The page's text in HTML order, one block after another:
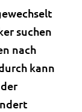
suchen
nach
kann